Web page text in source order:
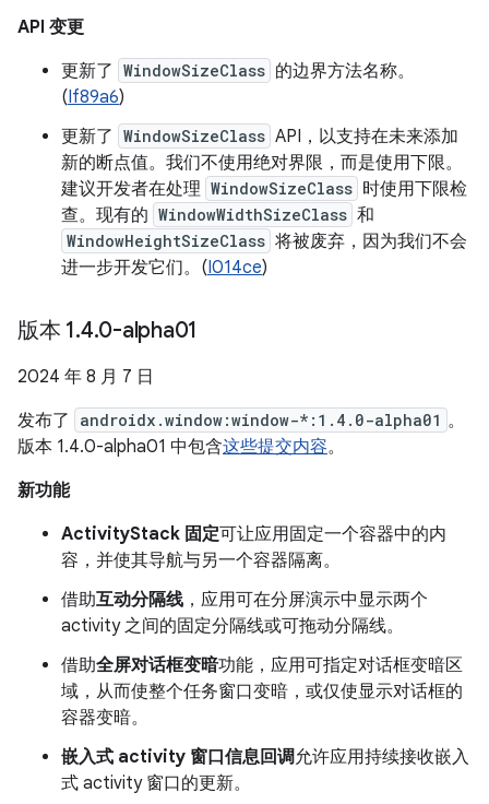
API 变更
更新了 WindowSizeClass 的边界方法名称。
(If89a6)
更新了 WindowSizeClass API，以支持在未来添加
新的断点值。我们不使用绝对界限，而是使用下限。
建议开发者在处理 WindowSizeClass 时使用下限检
查。现有的 WindowWidthSizeClass 和
WindowHeightSizeClass 将被废弃，因为我们不会
进一步开发它们。(I014ce)
版本 1.4.0-alpha01
2024 年 8 月 7 日
发布了
androidx.window:window-*:1.4.0-alpha01 。
版本 1.4.0-alpha01 中包含这些提交内容。
新功能
ActivityStack 固定可让应用固定一个容器中的内
容，并使其导航与另一个容器隔离。
借助互动分隔线 ，应用可在分屏演示中显示两个
activity 之间的固定分隔线或可拖动分隔线。
借助全屏对话框变暗功能，应用可指定对话框变暗区
域，从而使整个任务窗口变暗，或仅使显示对话框的
容器变暗。
嵌入式 activity 窗口信息回调允许应用持续接收嵌入
式 activity 窗口的更新。